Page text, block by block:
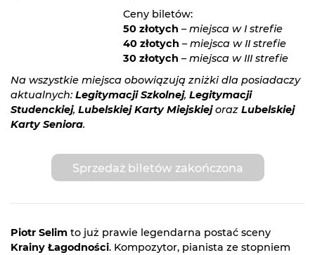
Ceny biletów:
50 złotych –miejsca w I strefie
40 złotych –miejsca w II strefie
30 złotych –miejsca w III strefie
Na wszystkie miejsca obowiązują zniżki dla posiadaczy
aktualnych: Legitymacji Szkolnej, Legitymacji
Studenckiej, Lubelskiej Karty Miejskiejoraz Lubelskiej
Karty Seniora.
Sprzedaż biletów zakończona
Piotr Selim to już prawie legendarna postać sceny
Krainy Łagodności. Kompozytor, pianista ze stopniem